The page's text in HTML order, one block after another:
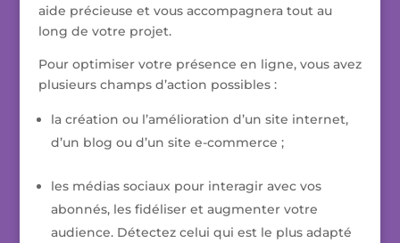
aide précieuse et vous accompagnera tout au
long de votre projet.
Pour optimiser votre présence en ligne, vous avez
plusieurs champs d’action possibles :
la création ou l’amélioration d’un site internet,
d’un blog ou d’un site e-commerce ;
les médias sociaux pour interagir avec vos
abonnés, les fidéliser et augmenter votre
audience. Détectez celui qui est le plus adapté